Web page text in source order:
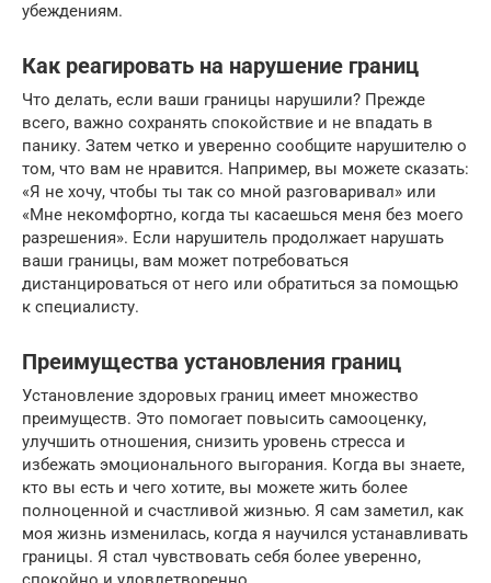
убеждениям.
Как реагировать на нарушение границ
Что делать, если ваши границы нарушили? Прежде
всего, важно сохранять спокойствие и не впадать в
панику. Затем четко и уверенно сообщите нарушителю о
том, что вам не нравится. Например, вы можете сказать:
«Я не хочу, чтобы ты так со мной разговаривал» или
«Мне некомфортно, когда ты касаешься меня без моего
разрешения». Если нарушитель продолжает нарушать
ваши границы, вам может потребоваться
дистанцироваться от него или обратиться за помощью
к специалисту.
Преимущества установления границ
Установление здоровых границ имеет множество
преимуществ. Это помогает повысить самооценку,
улучшить отношения, снизить уровень стресса и
избежать эмоционального выгорания. Когда вы знаете,
кто вы есть и чего хотите, вы можете жить более
полноценной и счастливой жизнью. Я сам заметил, как
моя жизнь изменилась, когда я научился устанавливать
границы. Я стал чувствовать себя более уверенно,